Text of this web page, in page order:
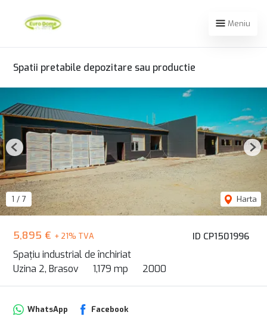
Meniu
Spatii pretabile depozitare sau productie
ID CP1501996
5,895 € + 21% TVA
Spațiu industrial de închiriat
Uzina 2, Brasov
1,179 mp 2000
1 / 7 Harta
Previous
WhatsApp Facebook